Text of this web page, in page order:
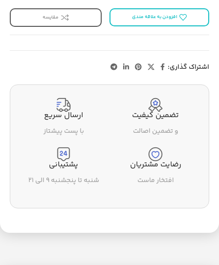
افزودن به علاقه مندی مقایسه
اشتراک گذاری:
تضمین کیفیت
و تضمین اصالت
ارسال سریع
با پست پیشتاز
رضایت مشتریان
افتخار ماست
پشتیبانی
شنبه تا پنجشنبه ۹ الی ۲۱